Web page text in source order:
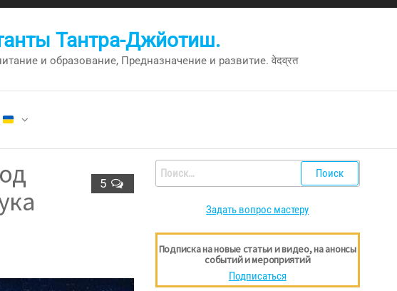
Тантра-Джйотиш.
и образование, Предназначение и развитие. वेदव्रत
5
Найти:
Задать вопрос мастеру
Подписка на новые статьи и видео, на анонсы
событий и мероприятий
Подписаться